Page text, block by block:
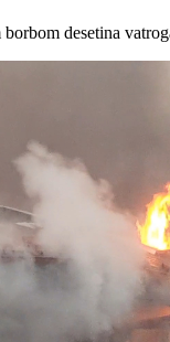
desetina